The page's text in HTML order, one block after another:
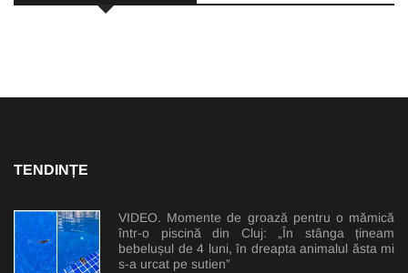
TENDINȚE
VIDEO. Momente de groază pentru o mămică
într-o piscină din Cluj: „În stânga țineam
bebelușul de 4 luni, în dreapta animalul ăsta mi
s-a urcat pe sutien”